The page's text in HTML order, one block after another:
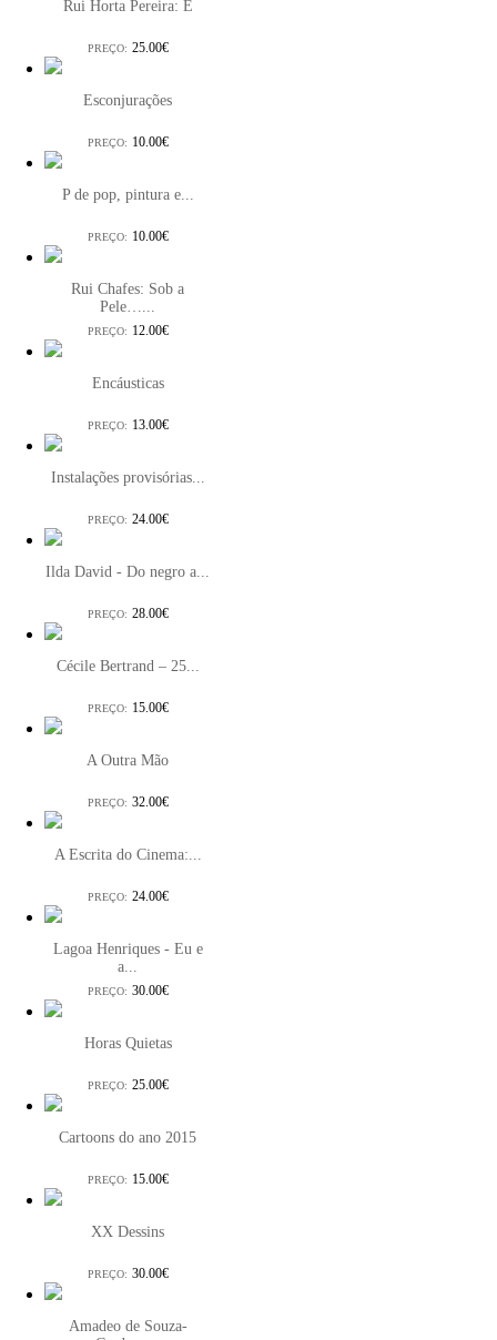
Rui Horta Pereira: É
PREÇO: 25.00€
Esconjurações
PREÇO: 10.00€
P de pop, pintura e...
PREÇO: 10.00€
Rui Chafes: Sob a
Pele…...
PREÇO: 12.00€
Encáusticas
PREÇO: 13.00€
Instalações provisórias...
PREÇO: 24.00€
Ilda David - Do negro a...
PREÇO: 28.00€
Cécile Bertrand – 25...
PREÇO: 15.00€
A Outra Mão
PREÇO: 32.00€
A Escrita do Cinema:...
PREÇO: 24.00€
Lagoa Henriques - Eu e
a...
PREÇO: 30.00€
Horas Quietas
PREÇO: 25.00€
Cartoons do ano 2015
PREÇO: 15.00€
XX Dessins
PREÇO: 30.00€
Amadeo de Souza-